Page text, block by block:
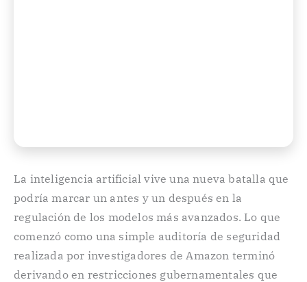
La inteligencia artificial vive una nueva batalla que
podría marcar un antes y un después en la
regulación de los modelos más avanzados. Lo que
comenzó como una simple auditoría de seguridad
realizada por investigadores de Amazon terminó
derivando en restricciones gubernamentales que